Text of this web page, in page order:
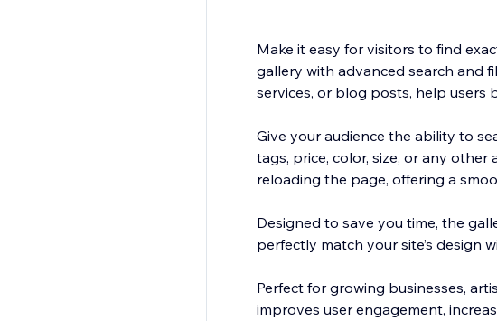
Make it easy for visitors to find
gallery with advanced search and
services, or blog posts, help users
Give your audience the ability to
tags, price, color, size, or any
reloading the page, offering a
Designed to save you time, the
perfectly match your site’s design
Perfect for growing businesses,
improves user engagement,